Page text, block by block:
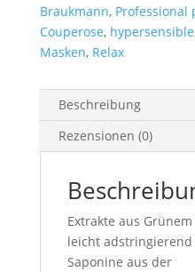
Braukmann, Professional
Couperose, hypersensible
Masken, Relax
Beschreibung
Rezensionen (0)
Extrakte aus
leicht
Saponine aus der